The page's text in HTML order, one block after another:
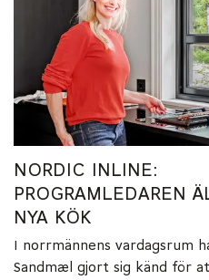
NORDIC INLINE:
PROGRAMLEDAREN
NYA KÖK
I norrmännens vardagsrum
Sandmæl gjort sig känd för